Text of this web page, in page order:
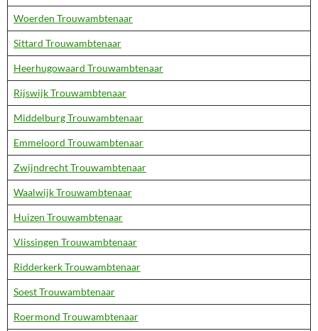
Woerden Trouwambtenaar
Sittard Trouwambtenaar
Heerhugowaard Trouwambtenaar
Rijswijk Trouwambtenaar
Middelburg Trouwambtenaar
Emmeloord Trouwambtenaar
Zwijndrecht Trouwambtenaar
Waalwijk Trouwambtenaar
Huizen Trouwambtenaar
Vlissingen Trouwambtenaar
Ridderkerk Trouwambtenaar
Soest Trouwambtenaar
Roermond Trouwambtenaar